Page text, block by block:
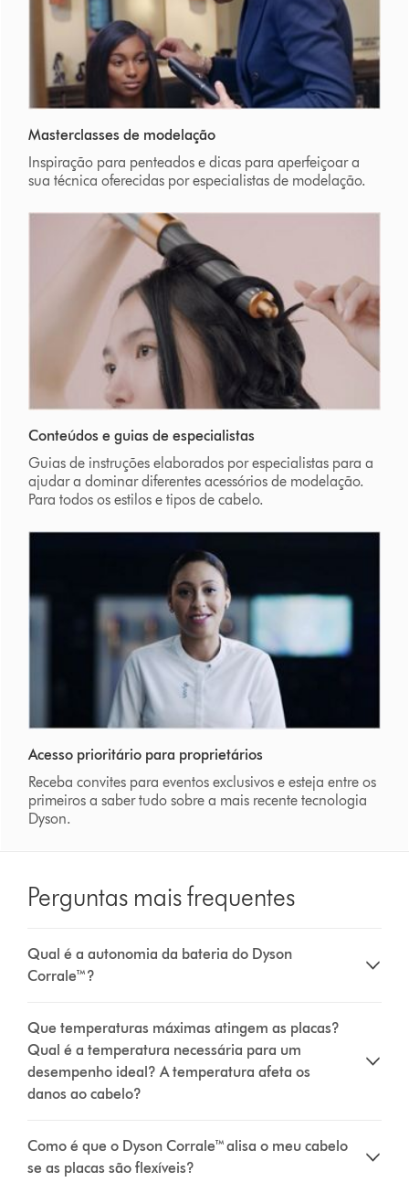
Masterclasses de modelação
Inspiração para penteados e dicas para aperfeiçoar a
sua técnica oferecidas por especialistas de modelação.
Conteúdos e guias de especialistas
Guias de instruções elaborados por especialistas para a
ajudar a dominar diferentes acessórios de modelação.
Para todos os estilos e tipos de cabelo.
Acesso prioritário para proprietários
Receba convites para eventos exclusivos e esteja entre os
primeiros a saber tudo sobre a mais recente tecnologia
Dyson.
Perguntas mais frequentes
Qual é a autonomia da bateria do Dyson
Corrale™?
Que temperaturas máximas atingem as placas?
Qual é a temperatura necessária para um
desempenho ideal? A temperatura afeta os
danos ao cabelo?
Como é que o Dyson Corrale™ alisa o meu cabelo
se as placas são flexíveis?